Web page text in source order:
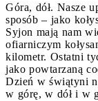
Góra, dół. Nasze
sposób – jako
Syjon mają nam
ofiarniczym
kilometr. Ostatni
jako powtarzaną
Dzień w świątyni
w górę, w dół i w